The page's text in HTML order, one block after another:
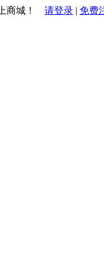
商城！ 请登录 | 免费